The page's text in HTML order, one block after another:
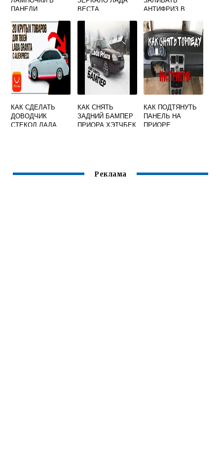
ПАНЕЛИ
ПРИОРА
ВЕСТА
АНТИФРИЗ В
ОХЛАЖДЕНИЯ
ПРИОРА
КАК СДЕЛАТЬ
ДОВОДЧИК
СТЕКОЛ ЛАДА
КАК СНЯТЬ
ЗАДНИЙ БАМПЕР
ПРИОРА ХЭТЧБЕК
КАК ПОДТЯНУТЬ
ПАНЕЛЬ НА
ПРИОРЕ
Реклама